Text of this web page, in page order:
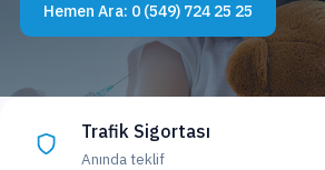
Hemen Ara: 0 (549) 724 25 25
Trafik Sigortası
Anında teklif